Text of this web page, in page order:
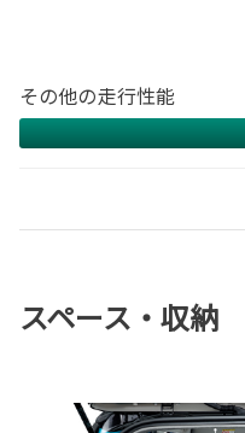
その他の走行性能
スペース・収納